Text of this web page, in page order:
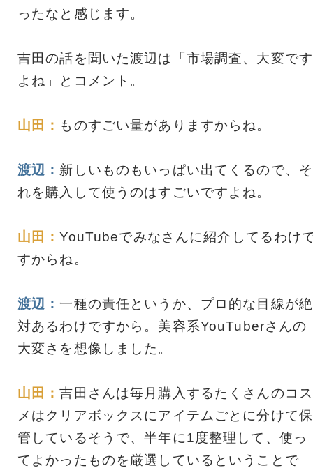
ったなと感じます。
吉田の話を聞いた渡辺は「市場調査、大変です
よね」とコメント。
山田： ものすごい量がありますからね。
渡辺： 新しいものもいっぱい出てくるので、そ
れを購入して使うのはすごいですよね。
山田：YouTubeでみなさんに紹介してるわけ
すからね。
渡辺：一種の責任というか、プロ的な目線が絶
対あるわけですから。美容系YouTuberさんの
大変さを想像しました。
山田：吉田さんは毎月購入するたくさんのコス
メはクリアボックスにアイテムごとに分けて保
管しているそうで、半年に1度整理して、使っ
てよかったものを厳選しているということで